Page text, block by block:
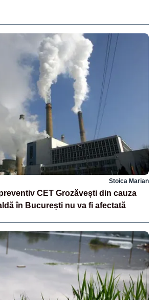
Stoica Marian
CET Grozăvești din cauza
în București nu va fi afectată